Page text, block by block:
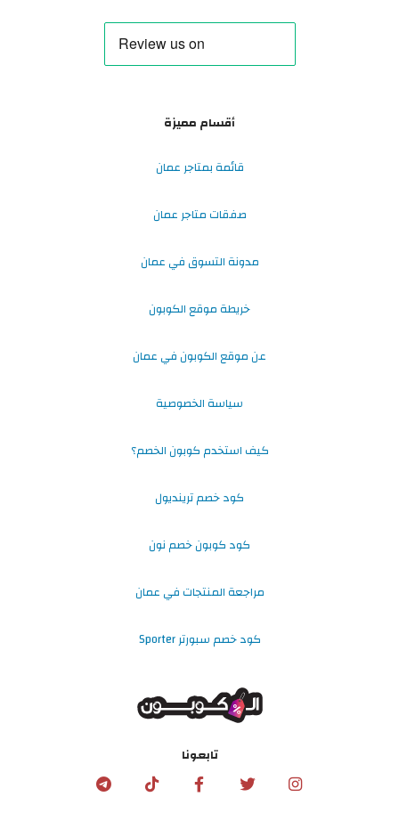
أقسام مميزة
قائمة بمتاجر عمان
صفقات متاجر عمان
مدونة التسوق في عمان
خريطة موقع الكوبون
عن موقع الكوبون في عمان
سياسة الخصوصية
كيف استخدم كوبون الخصم؟
كود خصم ترينديول
كود كوبون خصم نون
مراجعة المنتجات في عمان
كود خصم سبورتر Sporter
تابعونا